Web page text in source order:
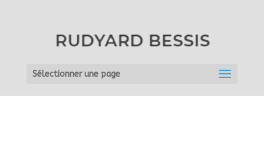
Sélectionner une page